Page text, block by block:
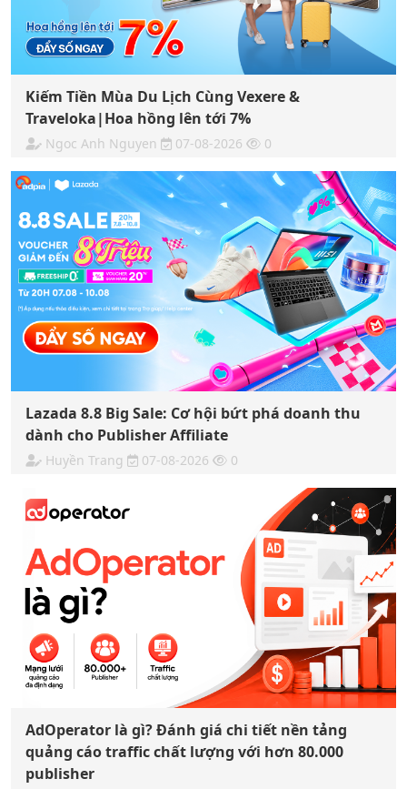
Kiếm Tiền Mùa Du Lịch Cùng Vexere &
Traveloka|Hoa hồng lên tới 7%
Ngoc Anh Nguyen 07-08-2026 0
Lazada 8.8 Big Sale: Cơ hội bứt phá doanh thu
dành cho Publisher Affiliate
Huyền Trang 07-08-2026 0
AdOperator là gì? Đánh giá chi tiết nền tảng
quảng cáo traffic chất lượng với hơn 80.000
publisher